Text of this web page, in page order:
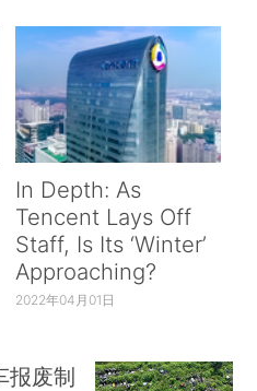
In Depth: As
Tencent Lays Off
Staff, Is Its ‘Winter’
Approaching?
2022年04月01日
报废制